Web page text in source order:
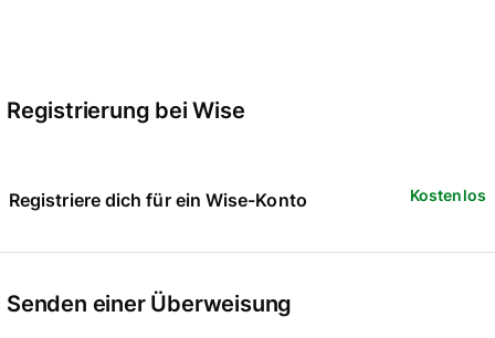
Registrierung bei Wise
Registriere dich für ein Wise-Konto Kostenlos
Senden einer Überweisung